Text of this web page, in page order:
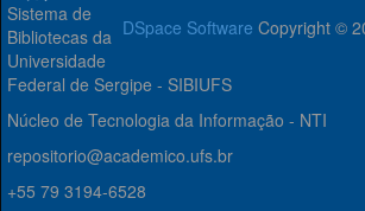
DSpace Software Copyright ©
Sistema de
Bibliotecas da
Universidade
Federal de Sergipe - SIBIUFS
Núcleo de Tecnologia da Informação - NTI
repositorio@academico.ufs.br
+55 79 3194-6528